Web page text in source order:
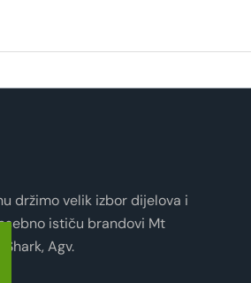
držimo velik izbor dijelova i
ističu brandovi Mt
Agv.